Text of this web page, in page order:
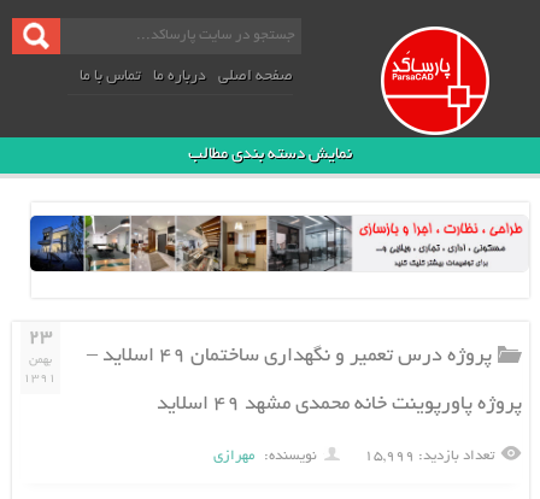
صفحه اصلی درباره ما تماس با ما
نمایش دسته بندی مطالب
۲۳
بهمن
۱۳۹۱
پروژه درس تعمیر و نگهداری ساختمان ۴۹ اسلاید –
پروژه پاورپوینت خانه محمدی مشهد ۴۹ اسلاید
تعداد بازدید: ۱۵,۹۹۹ نویسنده: مهرازی